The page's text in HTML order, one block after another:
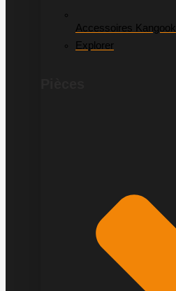
Accessoires Kangook
Explorer